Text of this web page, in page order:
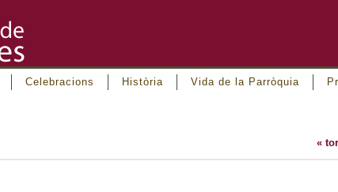
Celebracions Història Vida de la Parròquia
«